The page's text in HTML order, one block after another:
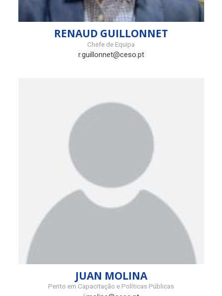
RENAUD GUILLONNET
Chefe de Equipa
r.guillonnet@ceso.pt
JUAN MOLINA
Perito em Capacitação e Políticas Públicas